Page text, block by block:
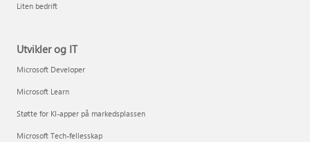
Liten bedrift
Utvikler og IT
Microsoft Developer
Microsoft Learn
Støtte for KI-apper på markedsplassen
Microsoft Tech-fellesskap